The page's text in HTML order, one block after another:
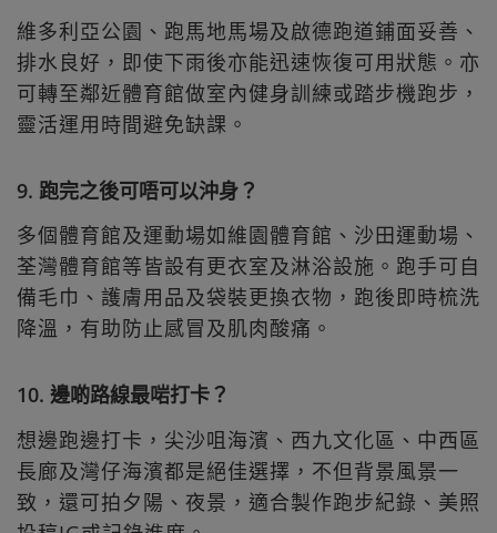
維多利亞公園、跑馬地馬場及啟德跑道鋪面妥善、
排水良好，即使下雨後亦能迅速恢復可用狀態。亦
可轉至鄰近體育館做室內健身訓練或踏步機跑步，
靈活運用時間避免缺課。
9. 跑完之後可唔可以沖身？
多個體育館及運動場如維園體育館、沙田運動場、
荃灣體育館等皆設有更衣室及淋浴設施。跑手可自
備毛巾、護膚用品及袋裝更換衣物，跑後即時梳洗
降溫，有助防止感冒及肌肉酸痛。
10. 邊啲路線最啱打卡？
想邊跑邊打卡，尖沙咀海濱、西九文化區、中西區
長廊及灣仔海濱都是絕佳選擇，不但背景風景一
致，還可拍夕陽、夜景，適合製作跑步紀錄、美照